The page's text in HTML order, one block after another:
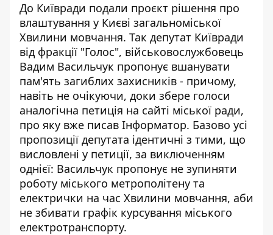
До Київради подали проєкт рішення про
влаштування у Києві загальноміської
Хвилини мовчання. Так депутат Київради
від фракції "Голос", військовослужбовець
Вадим Васильчук пропонує вшанувати
пам'ять загиблих захисників - причому,
навіть не очікуючи, доки збере голоси
аналогічна петиція на сайті міської ради,
про яку вже писав Інформатор. Базово усі
пропозиції депутата ідентичні з тими, що
висловлені у петиції, за виключенням
однієї: Васильчук пропонує не зупиняти
роботу міського метрополітену та
електрички на час Хвилини мовчання, аби
не збивати графік курсування міського
електротранспорту.